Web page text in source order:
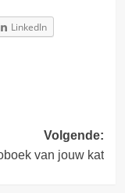
LinkedIn
Volgende:
van jouw kat